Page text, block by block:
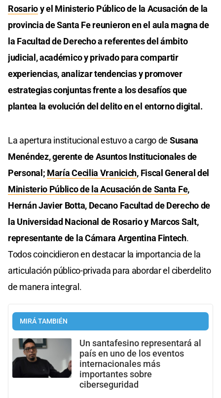
Rosarioy el Ministerio Público de la Acusación de la
provincia de Santa Fe reunieron en el aula magna de
la Facultad de Derecho a referentes del ámbito
judicial, académico y privado para compartir
experiencias, analizar tendencias y promover
estrategias conjuntas frente a los desafíos que
plantea la evolución del delito en el entorno digital.
La apertura institucional estuvo a cargo de Susana
Menéndez, gerente de Asuntos Institucionales de
Personal; María Cecilia Vranicich, Fiscal General del
Ministerio Público de la Acusación de Santa Fe,
Hernán Javier Botta, Decano Facultad de Derecho de
la Universidad Nacional de Rosario y Marcos Salt,
representante de la Cámara Argentina Fintech.
Todos coincidieron en destacar la importancia de la
articulación público-privada para abordar el ciberdelito
de manera integral.
MIRÁ TAMBIÉN
Un santafesino representará al
país en uno de los eventos
internacionales más
importantes sobre
ciberseguridad